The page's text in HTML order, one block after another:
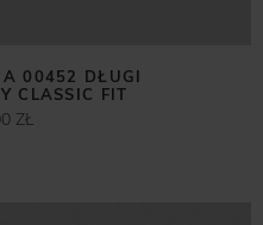
00452 DŁUGI
CLASSIC FIT
ZŁ